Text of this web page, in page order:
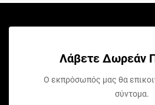
Λάβετε Δωρεάν
Ο εκπρόσωπός μας θα
σύντομα.